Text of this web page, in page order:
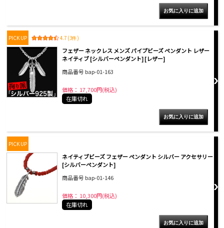
PICK UP 4.7 (3件)
フェザー ネックレス メンズ パイプビーズ ペンダント レザー
ネイティブ [シルバーペンダント] [レザー]
商品番号 bap-01-163
価格： 17,700円(税込)
在庫切れ
PICK UP
ネイティブビーズ フェザー ペンダント シルバー アクセサリー
[シルバーペンダント]
商品番号 bap-01-146
価格： 10,300円(税込)
在庫切れ